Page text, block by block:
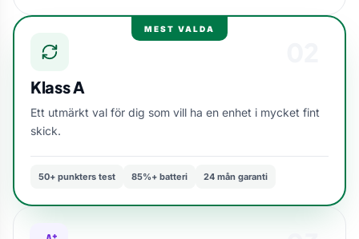
MEST VALDA
Klass A
Ett utmärkt val för dig som vill ha en enhet i mycket fint
skick.
50+ punkters test 85%+ batteri 24 mån garanti